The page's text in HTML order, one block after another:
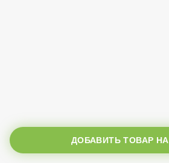
ДОБАВИТЬ ТОВАР НА